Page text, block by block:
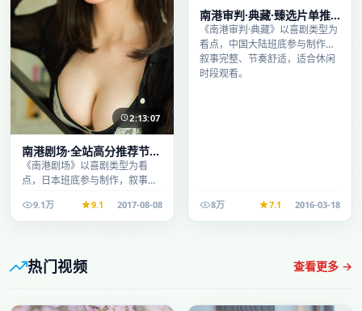
2:13:07
南港剧场·全站高分推荐节奏
紧凑值得追看
《南港剧场》以喜剧类型为看
点，日本班底参与制作，叙事完
看。9.1万 9.1 2017-08-08
南港审判·典藏·臻选片单推
荐画质清晰观看流畅
《南港审判·典藏》以喜剧类型为
看点，中国大陆班底参与制作，
叙事完整、节奏舒适，适合休闲
时段观看。
8万 7.1 2016-03-18
热门视频 查看更多 →